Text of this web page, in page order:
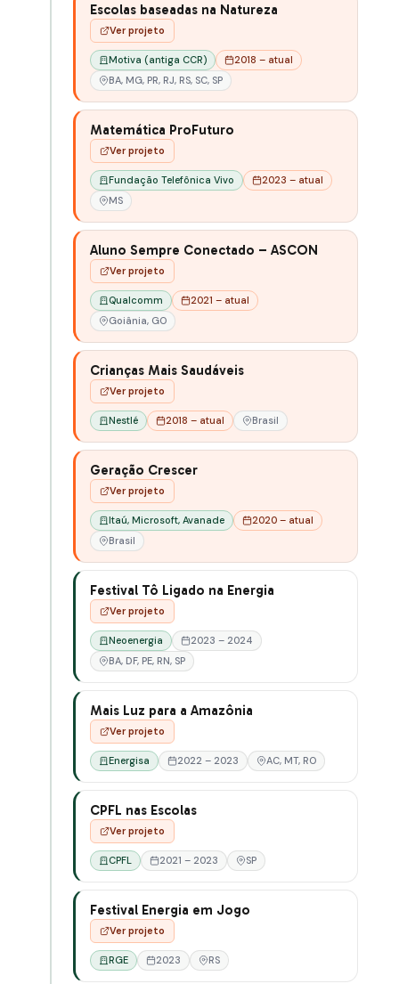
Escolas baseadas na Natureza
Ver projeto
Motiva (antiga CCR)
2018 – atual
BA, MG, PR, RJ, RS, SC, SP
Matemática ProFuturo
Ver projeto
Fundação Telefônica Vivo
2023 – atual
MS
Aluno Sempre Conectado – ASCON
Ver projeto
Qualcomm
2021 – atual
Goiânia, GO
Crianças Mais Saudáveis
Ver projeto
Nestlé 2018 – atual Brasil
Geração Crescer
Ver projeto
Itaú, Microsoft, Avanade
2020 – atual
Brasil
Festival Tô Ligado na Energia
Ver projeto
Neoenergia
2023 – 2024
BA, DF, PE, RN, SP
Mais Luz para a Amazônia
Ver projeto
Energisa 2022 – 2023 AC, MT, RO
CPFL nas Escolas
Ver projeto
CPFL 2021 – 2023 SP
Festival Energia em Jogo
Ver projeto
RGE 2023 RS